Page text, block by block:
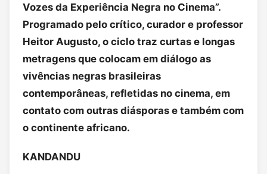
Vozes da Experiência Negra no Cinema”.
Programado pelo crítico, curador e professor
Heitor Augusto, o ciclo traz curtas e longas
metragens que colocam em diálogo as
vivências negras brasileiras
contemporâneas, refletidas no cinema, em
contato com outras diásporas e também com
o continente africano.
KANDANDU